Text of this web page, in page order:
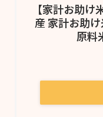
【家計お助
産 家計お助
原料